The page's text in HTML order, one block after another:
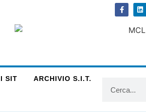
SIT ARCHIVIO S.I.T.